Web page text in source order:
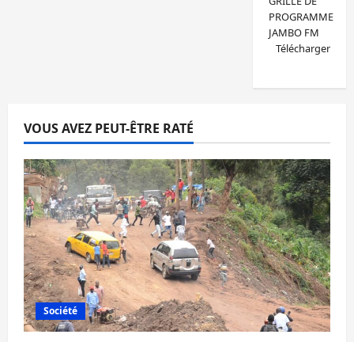
PROGRAMME
JAMBO FM
Télécharger
VOUS AVEZ PEUT-ÊTRE RATÉ
Société